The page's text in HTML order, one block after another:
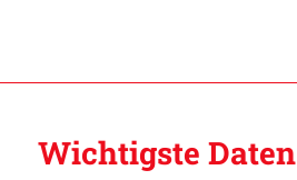
Wichtigste Daten